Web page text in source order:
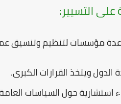
على التسيير:
مؤسسات لتنظيم وتنسيق
الدول ويتخذ القرارات الكبرى.
استشارية حول السياسات